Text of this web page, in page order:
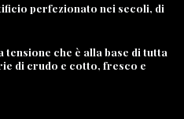
perfezionato nei secoli, di
che è alla base di tutta
di crudo e cotto, fresco e